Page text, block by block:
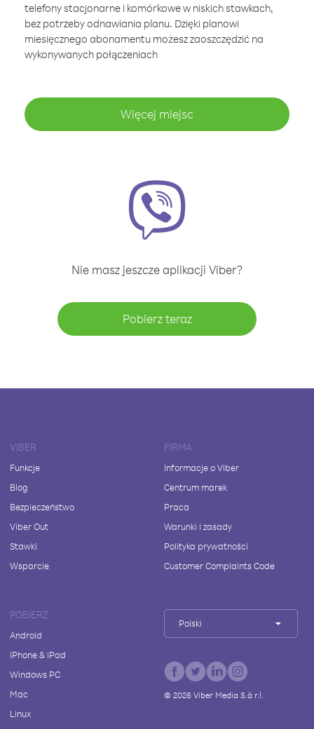
telefony stacjonarne i komórkowe w niskich stawkach,
bez potrzeby odnawiania planu. Dzięki planowi
miesięcznego abonamentu możesz zaoszczędzić na
wykonywanych połączeniach
Więcej miejsc
Nie masz jeszcze aplikacji Viber?
Pobierz teraz
VIBER
Funkcje
Blog
Bezpieczeństwo
Viber Out
Stawki
Wsparcie
FIRMA
Informacje o Viber
Centrum marek
Praca
Warunki i zasady
Polityka prywatności
Customer Complaints Code
POBIERZ
Android
iPhone & iPad
Windows PC
Mac
Linux
Polski
© 2026Viber Media S.à r.l.